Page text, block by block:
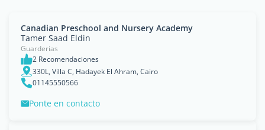
Canadian Preschool and Nursery Academy
Tamer Saad Eldin
Guarderias
2 Recomendaciones
330L, Villa C, Hadayek El Ahram, Cairo
01145550566
Ponte en contacto